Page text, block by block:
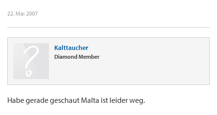
22. Mai 2007
Kalttaucher
Diamond Member
Habe gerade geschaut Malta ist leider weg.